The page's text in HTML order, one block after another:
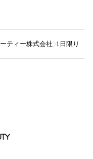
ティー株式会社 1日限り究